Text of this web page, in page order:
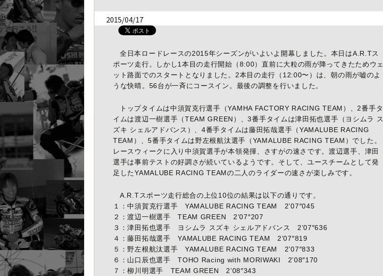
2015/04/17
全日本ロードレースの2015年シーズンがいよいよ開幕しました。本日はA.R.Tス
ポーツ走行。しかし1本目の走行開始（8:00）直前に大粒の雨が降ってきたためウェ
ット路面でのスタートとなりました。2本目の走行（12:00〜）は、朝の雨が嘘のよ
うな快晴。56台が一斉にコースイン。最後の調整を行いました。
トップタイムは中須賀克行選手（YAMHA FACTORY RACING TEAM）、2番手タ
イムは渡辺一樹選手（TEAM GREEN）、3番手タイムは津田拓也選手（ヨシムラ ス
ズキ シェルアドバンス）、4番手タイムは藤田拓哉選手（YAMALUBE RACING
TEAM）、5番手タイムは野左根航汰選手（YAMALUBE RACING TEAM）でした。
レースウィークに入り中須賀選手が本領発揮、さすがの速さです。渡辺選手、津田
選手は事前テストの好調さが続いているようです。そして、ユースチームとして発
足したYAMALUBE RACING TEAMの二人のライダーの速さが楽しみです。
A.R.Tスポーツ走行総合の上位10位の結果は以下の通りです。
１：中須賀克行選手 YAMALUBE RACING TEAM 2’07″045
２：渡辺一樹選手 TEAM GREEN 2’07″207
３：津田拓也選手 ヨシムラ スズキ シェルアドバンス 2’07″636
４：藤田拓哉選手 YAMALUBE RACING TEAM 2’07″819
５：野左根航汰選手 YAMALUBE RACING TEAM 2’07″833
６：山口辰也選手 TOHO Racing with MORIWAKI 2’08″170
７：柳川明選手 TEAM GREEN 2’08″343